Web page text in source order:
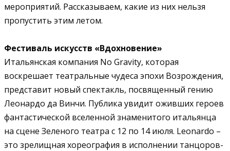
мероприятий. Рассказываем, какие из них нельзя
пропустить этим летом.
Фестиваль искусств «Вдохновение»
Итальянская компания No Gravity, которая
воскрешает театральные чудеса эпохи Возрождения,
представит новый спектакль, посвященный гению
Леонардо да Винчи. Публика увидит оживших героев
фантастической вселенной знаменитого итальянца
на сцене Зеленого театра с 12 по 14 июля. Leonardo –
это зрелищная хореография в исполнении танцоров-